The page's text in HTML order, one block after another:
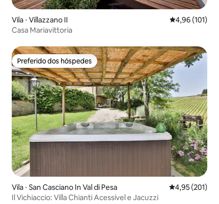
Vila ⋅ Villazzano II 4,96 de uma
4,96 (101)
Casa Mariavittoria
Preferido dos hóspedes
Preferido dos hóspedes
Vila ⋅ San Casciano In Val di Pesa 4,95 de uma
4,95 (201)
Il Vichiaccio: Villa Chianti Acessível e Jacuzzi